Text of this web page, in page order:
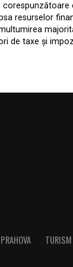
corespunzătoare
resurselor
de taxe și
TURISM